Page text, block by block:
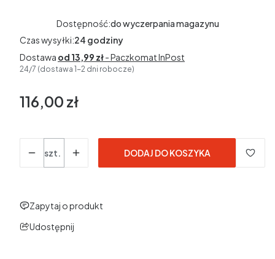
Dostępność:do wyczerpania magazynu
Czas wysyłki:24 godziny
Dostawa od 13,99 zł- Paczkomat InPost
24/7 (dostawa 1-2 dni robocze)
Cena
116,00 zł
szt.
DODAJ DO KOSZYKA
Zapytaj o produkt
Udostępnij